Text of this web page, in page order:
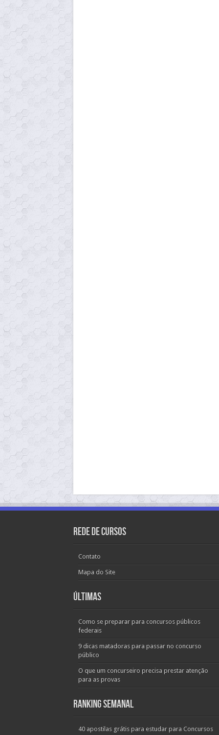
Rede de Cursos
Contato
Mapa do Site
Últimas
Como se preparar para concursos públicos
federais
9 dicas matadoras para passar no concurso
público
O que um concurseiro precisa prestar atenção
para as provas
Ranking Semanal
40 apostilas grátis para estudar para Concursos